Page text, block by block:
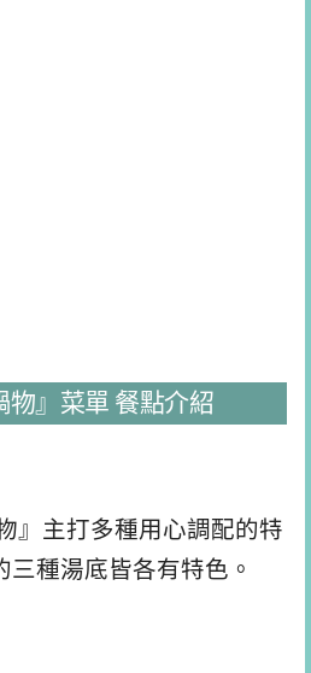
物』菜單 餐點介紹
』主打多種用心調配的特
種湯底皆各有特色。